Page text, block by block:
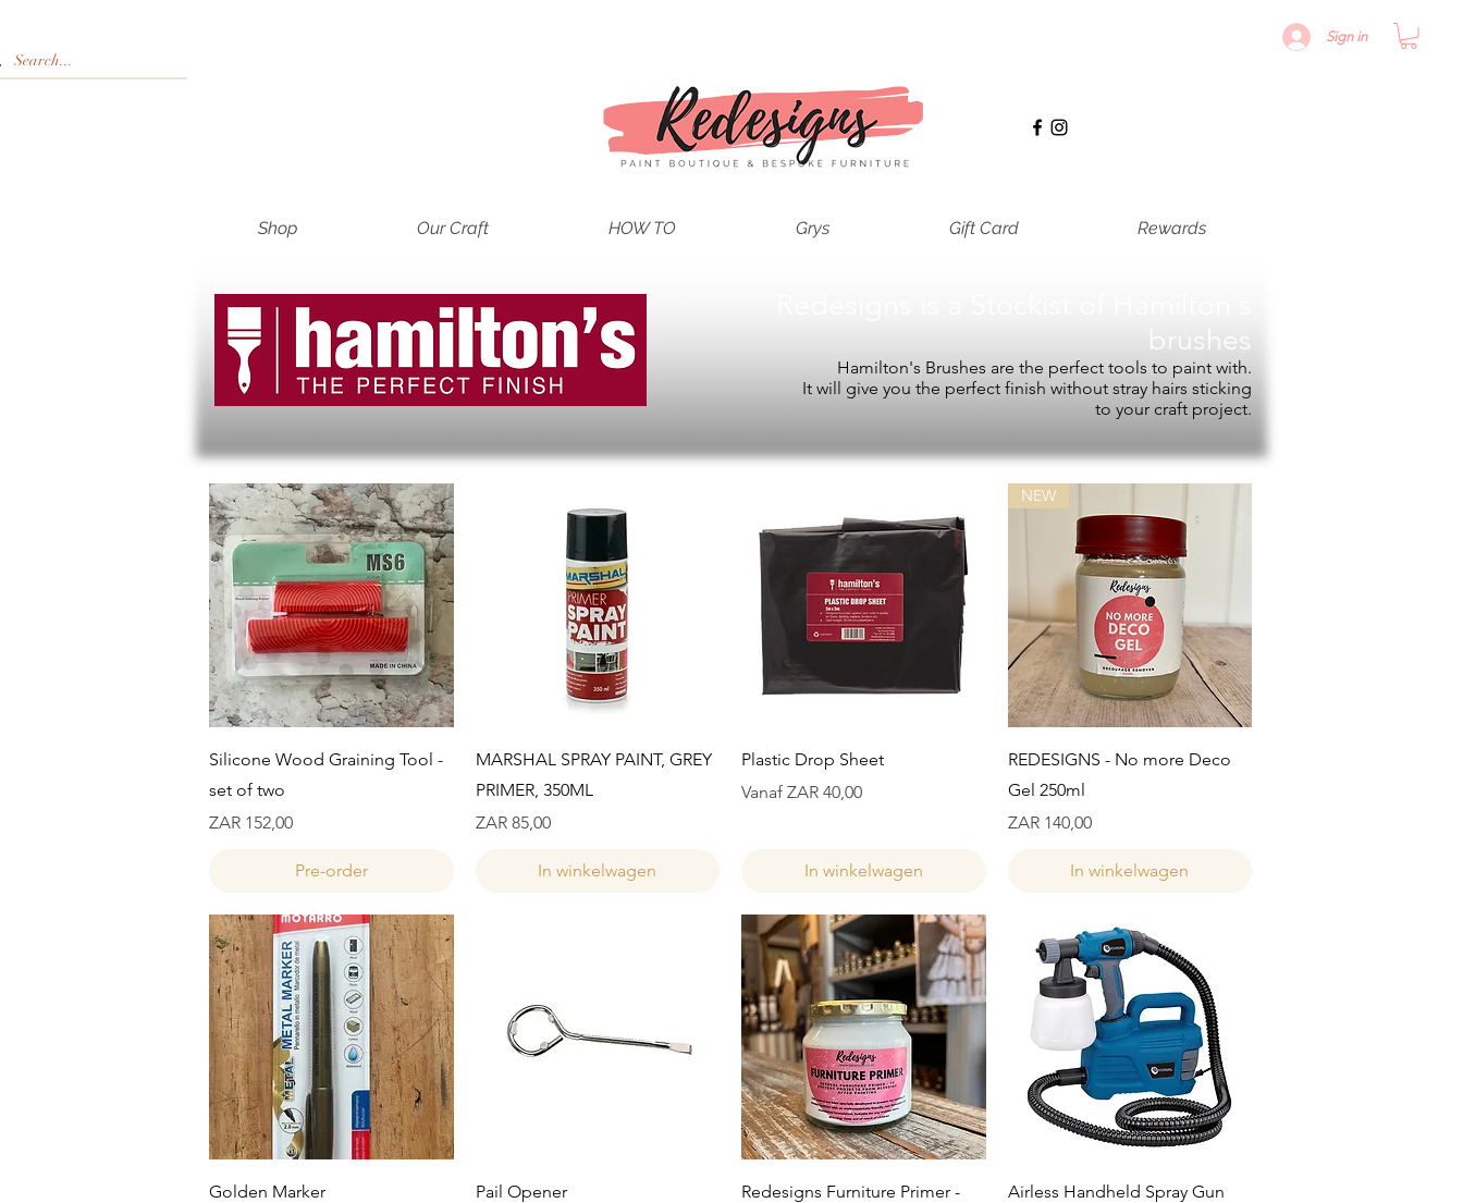
Sign in
Shop Our Craft HOW TO Grys Gift Card Rewards
brushes
Hamilton's Brushes are the perfect tools to paint with.
It will give you the perfect finish without stray hairs sticking
to your craft project.
Snel overzicht
Silicone Wood Graining Tool -
set of two
Prijs
ZAR 152,00
Pre-order
Snel overzicht
MARSHAL SPRAY PAINT, GREY
PRIMER, 350ML
Prijs
ZAR 85,00
In winkelwagen
Snel overzicht
Plastic Drop Sheet
Vanaf ZAR 40,00
Verkoopprijs
In winkelwagen
Snel overzicht
NEW
REDESIGNS - No more Deco
Gel 250ml
Prijs
ZAR 140,00
In winkelwagen
Snel overzicht
Golden Marker
Snel overzicht
Pail Opener
Snel overzicht
Redesigns Furniture Primer -
Snel overzicht
Airless Handheld Spray Gun